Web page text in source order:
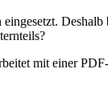
mit einer